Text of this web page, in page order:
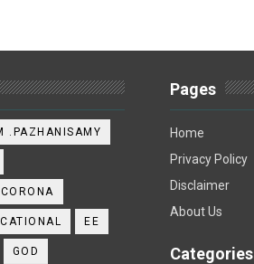
.PAZHANISAMY
CORONA
EE
GOD
Pages
Home
Privacy Policy
Disclaimer
About Us
Categories